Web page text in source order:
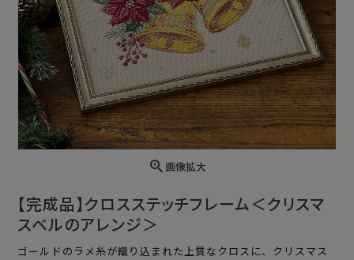
画像拡大
【完成品】クロスステッチフレーム＜クリスマ
スベルのアレンジ＞
ゴールドのラメ糸が織り込まれた上質なクロスに、クリスマス